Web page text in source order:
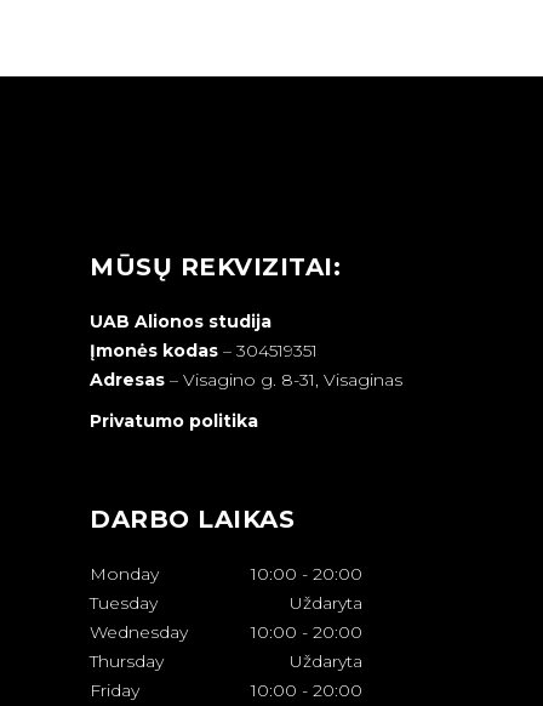
MŪSŲ REKVIZITAI:
UAB Alionos studija
Įmonės kodas – 304519351
Adresas – Visagino g. 8-31, Visaginas
Privatumo politika
DARBO LAIKAS
Monday 10:00 - 20:00
Tuesday
Uždaryta
Wednesday
10:00 - 20:00
Thursday
Uždaryta
Friday
10:00 - 20:00